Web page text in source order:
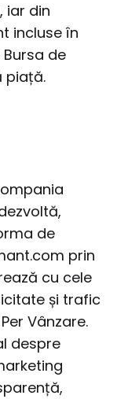
iar din
incluse în
Bursa de
piață.
de
prin
cu cele
și trafic
Vânzare.
despre